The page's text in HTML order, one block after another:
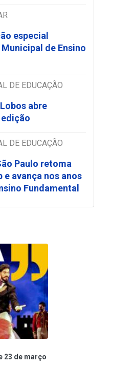
especial
de Ensino
DE EDUCAÇÃO
abre
DE EDUCAÇÃO
Paulo retoma
avança nos anos
Fundamental
23 de março